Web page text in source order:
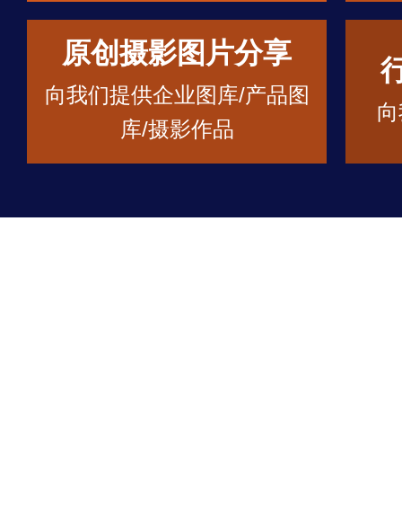
原创摄影图片分享
向我们提供企业图库/产品图
库/摄影作品